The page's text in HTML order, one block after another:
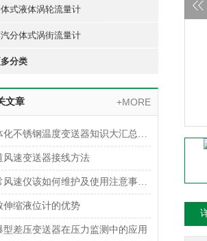
式液体涡轮流量计
分体式涡街流量计
分类
文章 +MORE
一体化不锈钢温度变送器知识大汇总，入门必看！
风速变送器接线方法
日常风速仪该如何维护及使用注意事项是什么呢？
伸缩液位计的优势
型差压变送器在压力监测中的应用